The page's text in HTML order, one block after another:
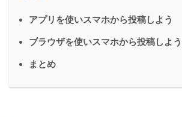
アプリを使いスマホから投稿しよう
ブラウザを使いスマホから投稿しよう
まとめ